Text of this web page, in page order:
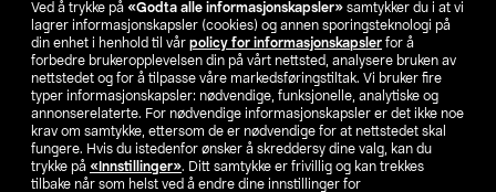
Ved å trykke på «Godta alle informasjonskapsler» samtykker du i at vi
lagrer informasjonskapsler (cookies) og annen sporingsteknologi på
din enhet i henhold til vår policy for informasjonskapsler for å
forbedre brukeropplevelsen din på vårt nettsted, analysere bruken av
nettstedet og for å tilpasse våre markedsføringstiltak. Vi bruker fire
typer informasjonskapsler: nødvendige, funksjonelle, analytiske og
annonserelaterte. For nødvendige informasjonskapsler er det ikke noe
krav om samtykke, ettersom de er nødvendige for at nettstedet skal
fungere. Hvis du istedenfor ønsker å skreddersy dine valg, kan du
trykke på «Innstillinger». Ditt samtykke er frivillig og kan trekkes
tilbake når som helst ved å endre dine innstillinger for
Finn din butikk
SE NO FI